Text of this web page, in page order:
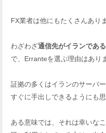
FX業者は他にもたくさんあり
わざわざ通信先がイランであ
で、Erranteを選ぶ理由はあり
証拠の多くはイランのサーバ
すぐに手出しできるようにも思
ある意味では、それは幸いなこ